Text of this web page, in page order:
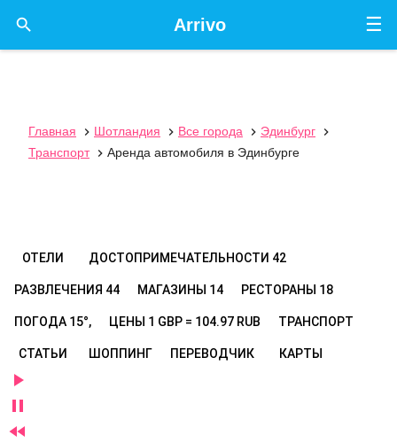
☰
Arrivo

Главная  Шотландия  Все города  Эдинбург

Транспорт
 Аренда автомобиля в Эдинбурге
ОТЕЛИ ДОСТОПРИМЕЧАТЕЛЬНОСТИ 42
РАЗВЛЕЧЕНИЯ 44 МАГАЗИНЫ 14 РЕСТОРАНЫ 18
ПОГОДА 15°, ЦЕНЫ 1 GBP = 104.97 RUB ТРАНСПОРТ
СТАТЬИ ШОППИНГ ПЕРЕВОДЧИК КАРТЫ


